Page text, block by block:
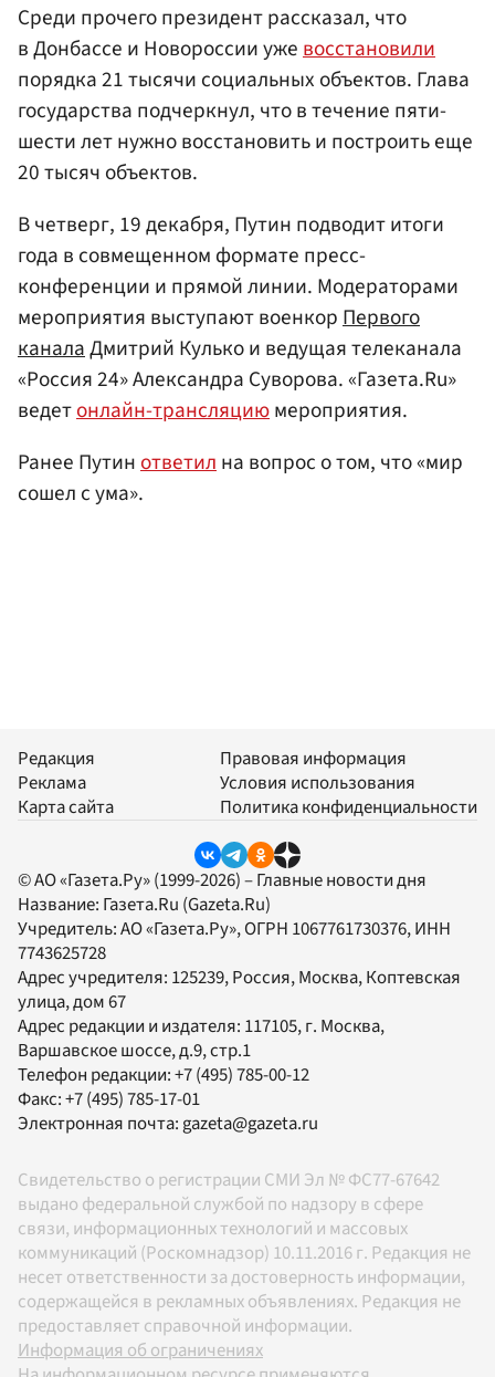
Среди прочего президент рассказал, что
в Донбассе и Новороссии ужевосстановили
порядка 21 тысячи социальных объектов. Глава
государства подчеркнул, что в течение пяти-
шести лет нужно восстановить и построить еще
20 тысяч объектов.
В четверг, 19 декабря, Путин подводит итоги
года в совмещенном формате пресс-
конференции и прямой линии. Модераторами
мероприятия выступают военкорПервого
каналаДмитрий Кулько и ведущая телеканала
«Россия 24» Александра Суворова. «Газета.Ru»
ведетонлайн-трансляциюмероприятия.
Ранее Путинответилна вопрос о том, что «мир
сошел с ума».
Редакция
Реклама
Карта сайта
Правовая информация
Условия использования
Политика конфиденциальности
© АО «Газета.Ру» (1999-2026) – Главные новости дня
Название: Газета.Ru (Gazeta.Ru)
Учредитель:АО «Газета.Ру», ОГРН 1067761730376, ИНН
7743625728
Адрес учредителя: 125239, Россия, Москва, Коптевская
улица, дом 67
Адрес редакции и издателя: 117105, г. Москва,
Варшавское шоссе, д.9, стр.1
Телефон редакции:+7 (495) 785-00-12
Факс:+7 (495) 785-17-01
Электронная почта: gazeta@gazeta.ru
Свидетельство о регистрации СМИ Эл № ФС77-67642
выдано федеральной службой по надзору в сфере
связи, информационных технологий и массовых
коммуникаций (Роскомнадзор) 10.11.2016 г. Редакция не
несет ответственности за достоверность информации,
содержащейся в рекламных объявлениях. Редакция не
предоставляет справочной информации.
Информация об ограничениях